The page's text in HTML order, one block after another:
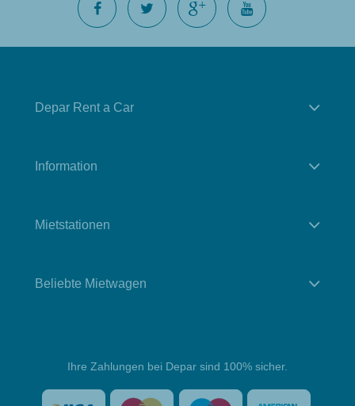
Depar Rent a Car
Information
Mietstationen
Beliebte Mietwagen
Ihre Zahlungen bei Depar sind 100% sicher.